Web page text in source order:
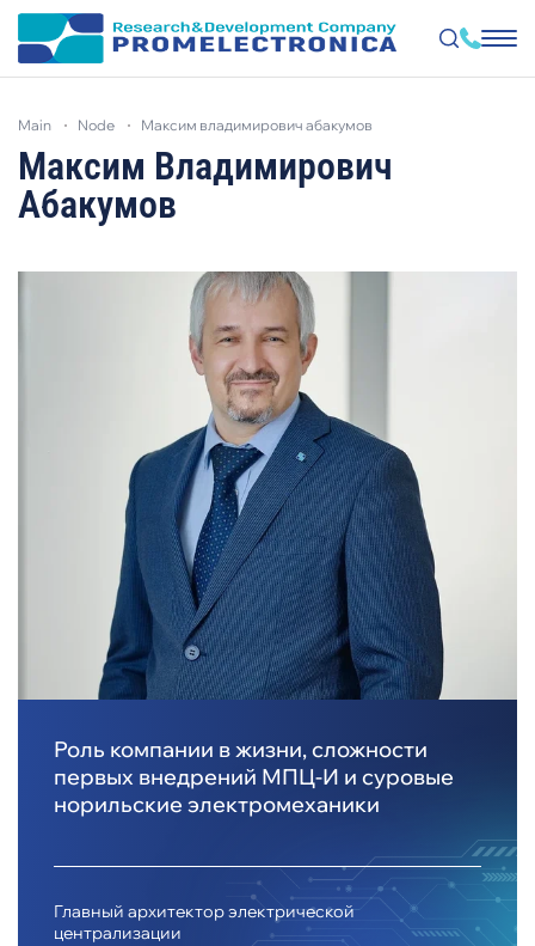
main
main node максим владимирович абакумов
Максим Владимирович
Абакумов
Роль компании в жизни, сложности
первых внедрений МПЦ-И и суровые
норильские электромеханики
Главный архитектор электрической
централизации